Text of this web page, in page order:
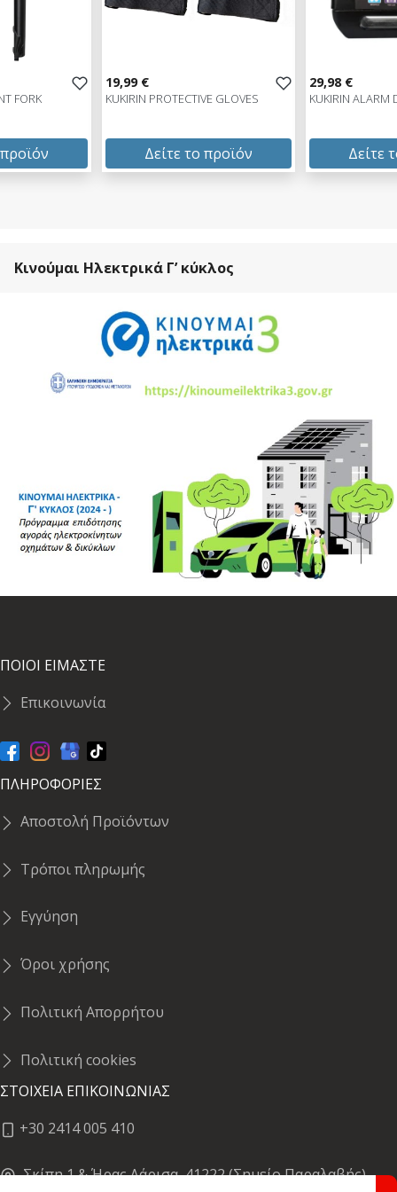
FORK
19,99 €
KUKIRIN PROTECTIVE GLOVES
Δείτε το προϊόν
29,98 €
KUKIRIN ALARM
Δείτε
Κινούμαι Ηλεκτρικά Γ’ κύκλος
ΠΟΙΟΙ ΕΙΜΑΣΤΕ
Επικοινωνία
ΠΛΗΡΟΦΟΡΙΕΣ
Αποστολή Προϊόντων
Τρόποι πληρωμής
Εγγύηση
Όροι χρήσης
Πολιτική Απορρήτου
Πολιτική cookies
ΣΤΟΙΧΕΙΑ ΕΠΙΚΟΙΝΩΝΙΑΣ
+30 2414 005 410
Σκίπη 1 & Ήρας,Λάρισα, 41222 (Σημείο Παραλαβής)